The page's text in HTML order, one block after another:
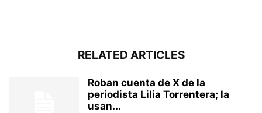
RELATED ARTICLES
Roban cuenta de X de la
periodista Lilia Torrentera; la
usan...